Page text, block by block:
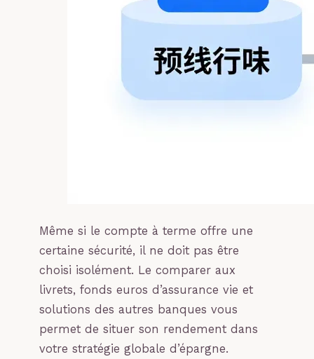
Même si le compte à terme offre une
certaine sécurité, il ne doit pas être
choisi isolément. Le comparer aux
livrets, fonds euros d’assurance vie et
solutions des autres banques vous
permet de situer son rendement dans
votre stratégie globale d’épargne.